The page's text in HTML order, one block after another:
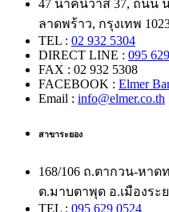
47 นาคนิวาส 37, ถนน
ลาดพร้าว, กรุงเทพ
TEL : 02 932 5304
DIRECT LINE : 095
FAX : 02 932 5308
FACEBOOK : Elmer
Email : info@elmer.co.th
สาขาระยอง
168/106 ถ.ตากวน-หาด
ต.มาบตาพุด อ.เมืองระ
TEL : 095 629 0524